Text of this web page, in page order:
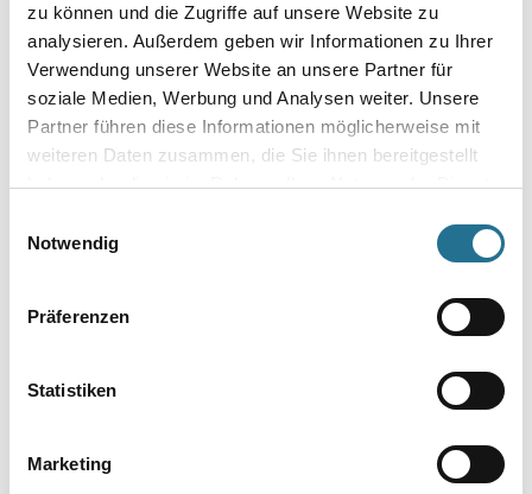
zu können und die Zugriffe auf unsere Website zu
analysieren. Außerdem geben wir Informationen zu Ihrer
Verwendung unserer Website an unsere Partner für
soziale Medien, Werbung und Analysen weiter. Unsere
Partner führen diese Informationen möglicherweise mit
weiteren Daten zusammen, die Sie ihnen bereitgestellt
haben oder die sie im Rahmen Ihrer Nutzung der Dienste
Notwendig
Präferenzen
Statistiken
Marketing
Umrechnungsfaktoren
- Wasserfest